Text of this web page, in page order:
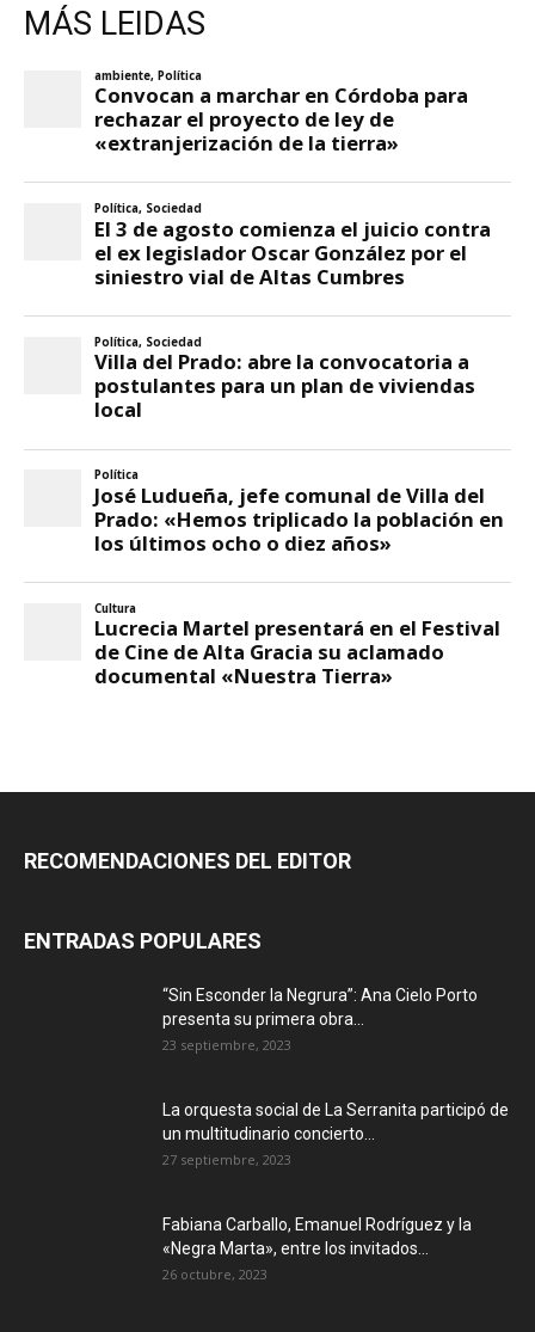
MÁS LEIDAS
RECOMENDACIONES DEL EDITOR
ENTRADAS POPULARES
“Sin Esconder la Negrura”: Ana Cielo Porto
presenta su primera obra...
23 septiembre, 2023
La orquesta social de La Serranita participó de
un multitudinario concierto...
27 septiembre, 2023
Fabiana Carballo, Emanuel Rodríguez y la
«Negra Marta», entre los invitados...
26 octubre, 2023